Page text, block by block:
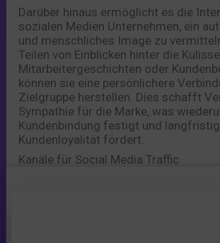
Darüber hinaus ermöglicht es die
sozialen Medien Unternehmen, ein
und menschliches Image zu
Teilen von Einblicken hinter die
Mitarbeitergeschichten oder
können sie eine persönlichere
Zielgruppe herstellen. Dies schafft
Sympathie für die Marke, was
Kundenbindung festigt und
Kundenloyalität fördert.
Kanäle für Social Media Traffic